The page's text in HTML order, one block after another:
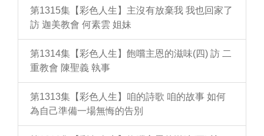
第1315集【彩色人生】主沒有放棄我 我也回家了
訪 迦美教會 何素雲 姐妹
第1314集【彩色人生】飽嚐主恩的滋味(四) 訪 二
重教會 陳聖義 執事
第1313集【彩色人生】咱的詩歌 咱的故事 如何
為自己準備一場無悔的告別